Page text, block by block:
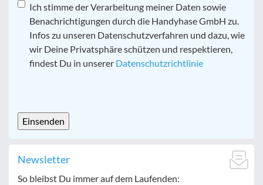
Datenschutz*
Ich stimme der Verarbeitung meiner Daten sowie
Benachrichtigungen durch die Handyhase GmbH zu.
Infos zu unseren Datenschutzverfahren und dazu, wie
wir Deine Privatsphäre schützen und respektieren,
findest Du in unserer Datenschutzrichtlinie
Newsletter
So bleibst Du immer auf dem Laufenden: